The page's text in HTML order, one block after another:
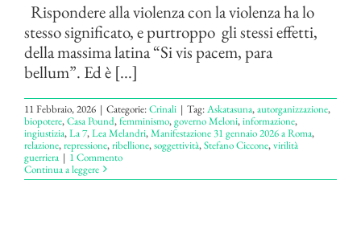
Rispondere alla violenza con la violenza ha lo
stesso significato, e purtroppo gli stessi effetti,
della massima latina “Si vis pacem, para
bellum”. Ed è [...]
11 Febbraio, 2026 | Categorie:Crinali | Tag:Askatasuna,autorganizzazione,
biopotere,Casa Pound,femminismo,governo Meloni,informazione,
ingiustizia,La 7,Lea Melandri,Manifestazione 31 gennaio 2026 a Roma,
relazione,repressione,ribellione,soggettività,Stefano Ciccone,virilità
guerriera | 1 Commento
Continua a leggere